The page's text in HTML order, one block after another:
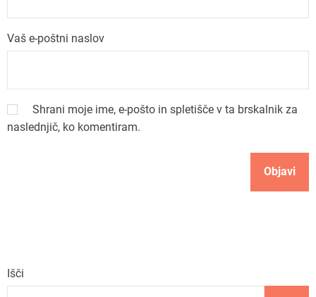
i
s
p
e
Vaš e-poštni naslov
Shrani moje ime, e-pošto in spletišče v ta brskalnik za
naslednjič, ko komentiram.
Išči